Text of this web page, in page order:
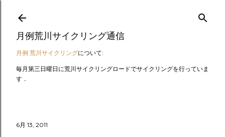
スキップしてメイン コンテンツに移動
月例荒川サイクリング通信
月例 荒川サイクリングについて:
毎月第三日曜日に荒川サイクリングロードでサイクリングを行っていま
す．
6月 13, 2011